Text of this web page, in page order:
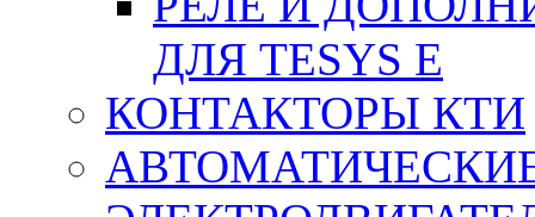
ДЛЯ TESYS E
КОНТАКТОРЫ КТИ